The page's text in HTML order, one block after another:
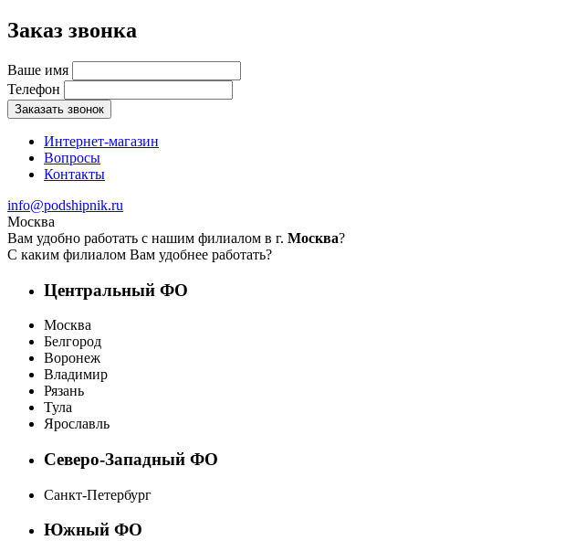
Заказ звонка
Ваше имя
Телефон
Заказать звонок
Интернет-магазин
Вопросы
Контакты
info@podshipnik.ru
Москва
Вам удобно работать с нашим филиалом в г. Москва?
С каким филиалом Вам удобнее работать?
Центральный ФО
Москва
Белгород
Воронеж
Владимир
Рязань
Тула
Ярославль
Северо-Западный ФО
Санкт-Петербург
Южный ФО